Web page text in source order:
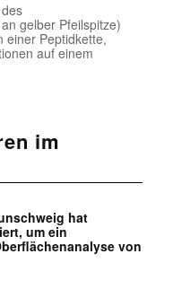
gelber Pfeilspitze)
einer Peptidkette,
auf einem
im
hat
um ein
von